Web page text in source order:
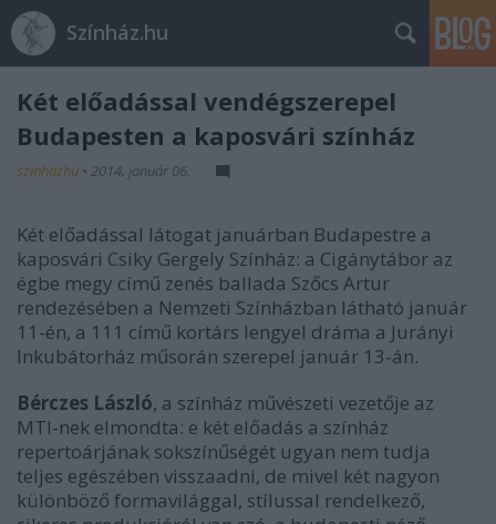
Színház.hu
Két előadással vendégszerepel
Budapesten a kaposvári színház
szinhazhu • 2014. január 06.
Két előadással látogat januárban Budapestre a
kaposvári Csiky Gergely Színház: a Cigánytábor az
égbe megy című zenés ballada Szőcs Artur
rendezésében a Nemzeti Színházban látható január
11-én, a 111 című kortárs lengyel dráma a Jurányi
Inkubátorház műsorán szerepel január 13-án.
Bérczes László, a színház művészeti vezetője az
MTI-nek elmondta: e két előadás a színház
repertoárjának sokszínűségét ugyan nem tudja
teljes egészében visszaadni, de mivel két nagyon
különböző formavilággal, stílussal rendelkező,